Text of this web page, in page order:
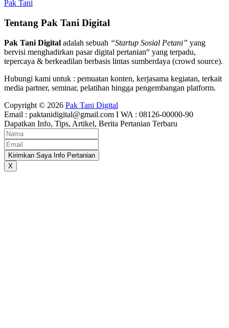
Pak Tani
Tentang Pak Tani Digital
Pak Tani Digital adalah sebuah “Startup Sosial Petani” yang
bervisi menghadirkan pasar digital pertanian“ yang terpadu,
tepercaya & berkeadilan berbasis lintas sumberdaya (crowd source).
Hubungi kami untuk : pemuatan konten, kerjasama kegiatan, terkait
media partner, seminar, pelatihan hingga pengembangan platform.
Copyright © 2026 Pak Tani Digital
Email : paktanidigital@gmail.com I WA : 08126-00000-90
Dapatkan Info, Tips, Artikel, Berita Pertanian Terbaru
Kirimkan Saya Info Pertanian
X